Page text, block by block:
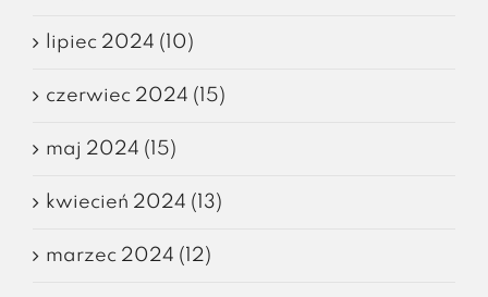
lipiec 2024 (10)
czerwiec 2024 (15)
maj 2024 (15)
kwiecień 2024 (13)
marzec 2024 (12)